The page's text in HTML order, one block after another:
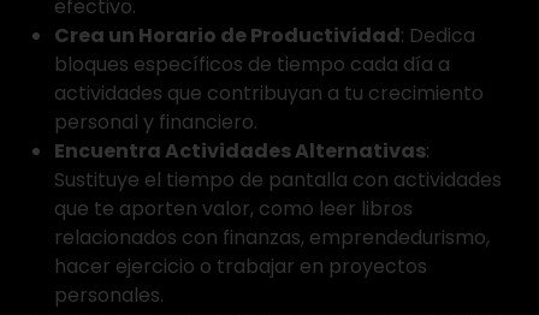
efectivo.
Crea un Horario de Productividad: Dedica
bloques específicos de tiempo cada día a
actividades que contribuyan a tu crecimiento
personal y financiero.
Encuentra Actividades Alternativas:
Sustituye el tiempo de pantalla con actividades
que te aporten valor, como leer libros
relacionados con finanzas, emprendedurismo,
hacer ejercicio o trabajar en proyectos
personales.